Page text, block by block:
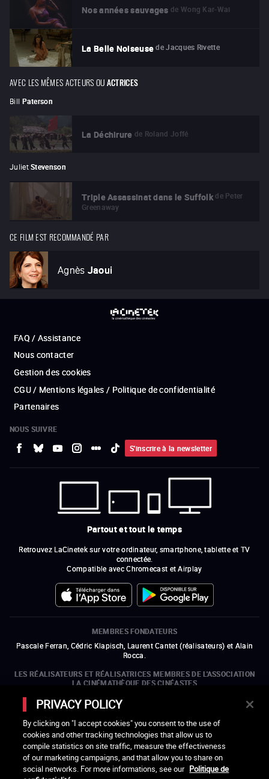
Nos années sauvages de Wong Kar-Wai
La Belle Noiseuse de Jacques Rivette
AVEC LES MÊMES ACTEURS OUACTRICES
Bill Paterson
La Déchirure de Roland Joffé
Juliet Stevenson
Triple Assassinat dans le Suffolk de Peter
Greenaway
CE FILM EST RECOMMANDÉ PAR
Agnès Jaoui
FAQ / Assistance
Nous contacter
Gestion des cookies
CGU / Mentions légales / Politique de confidentialité
Partenaires
NOUS SUIVRE
S'inscrire à la newsletter
Partout et tout le temps
Retrouvez LaCinetek sur votre ordinateur, smartphone, tablette et TV
connectée.
Compatible avec Chromecast et Airplay
MEMBRES FONDATEURS
Pascale Ferran, Cédric Klapisch, Laurent Cantet (réalisateurs) et Alain
Rocca.
LES RÉALISATEURS ET RÉALISATRICES MEMBRES DE L'ASSOCIATION
LA CINÉMATHÈQUE DES CINÉASTES
Olivier Assayas, Bertrand Bonello, Michel Hazanavicius (représentant de
l'ARP), Rebecca Zlotowski et Mikael Buch (représentant de la SRF)
LES ORGANISMES MEMBRES DE L'ASSOCIATION LA CINÉMATHÈQUE
DES CINÉASTES
PRIVACY POLICY
By clicking on "I accept cookies" you consent to the use of
cookies and other tracking technologies that allow us to
compile statistics on site traffic, measure the effectiveness
of our marketing campaigns, and that allow you to share on
social networks. For more informations, see our Politique de